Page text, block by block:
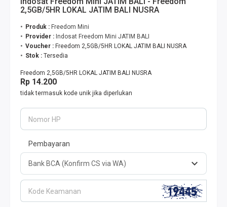
2,5GB/5HR LOKAL JATIM BALI NUSRA
Produk : Freedom Mini
Provider : Indosat Freedom Mini JATIM BALI
Voucher : Freedom 2,5GB/5HR LOKAL JATIM BALI NUSRA
Stok : Tersedia
Freedom 2,5GB/5HR LOKAL JATIM BALI NUSRA
Rp 14.200
tidak termasuk kode unik jika diperlukan
Nomor HP
Pembayaran
Kode Keamanan